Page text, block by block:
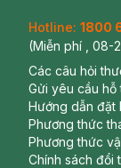
Hotline: 1800
(Miễn phí , 08-
Các câu hỏi
Gửi yêu cầu hỗ
Hướng dẫn đặt
Phương thức
Phương thức
Chính sách đổi